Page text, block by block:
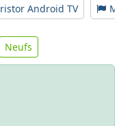
Android TV
Neufs